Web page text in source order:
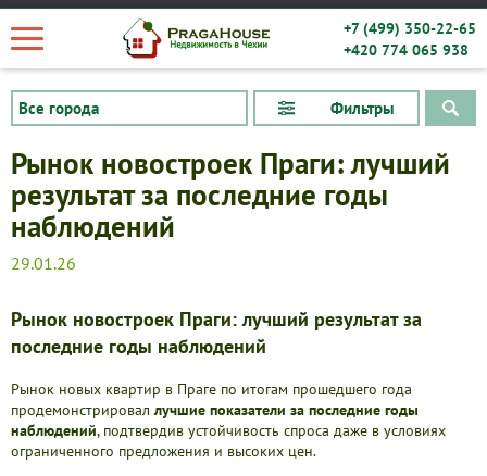
+7 (499) 350-22-65
+420 774 065 938
Фильтры
Квартиры
Рынок новостроек Праги: лучший
результат за последние годы
наблюдений
29.01.26
Рынок новостроек Праги: лучший результат за
последние годы наблюдений
Рынок новых квартир в Праге по итогам прошедшего года
продемонстрироваллучшие показатели за последние годы
наблюдений, подтвердив устойчивость спроса даже в условиях
ограниченного предложения и высоких цен.